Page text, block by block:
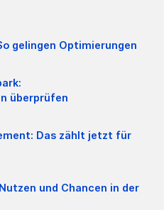
gelingen Optimierungen
überprüfen
Das zählt jetzt für
und Chancen in der